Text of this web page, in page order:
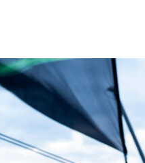
13 Fév
Class40